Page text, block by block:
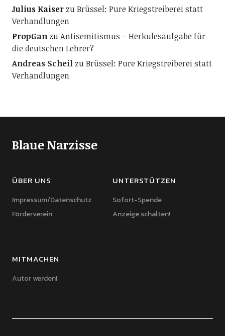
Julius KaiserzuBrüssel: Pure Kriegstreiberei statt
Verhandlungen
PropGanzuAntisemitismus – Herkulesaufgabe für
die deutschen Lehrer?
Andreas ScheilzuBrüssel: Pure Kriegstreiberei statt
Verhandlungen
Blaue Narzisse
ÜBER UNS
Impressum/Datenschutz
Förderverein
UNTERSTÜTZEN
Sofort-Spende
Anzeige schalten!
MITMACHEN
Autor werden!